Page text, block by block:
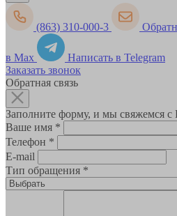
(863) 310-000-3
в Max
Написать в Telegram
Заказать звонок
Обратная связь
Заполните форму, и мы свяжемся
Ваше имя *
Телефон *
E-mail
Тип обращения *